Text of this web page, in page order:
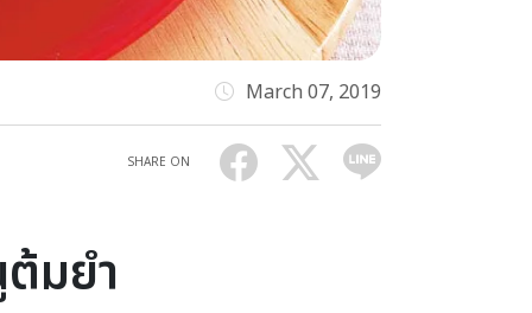
March 07, 2019
SHARE ON
มยำ